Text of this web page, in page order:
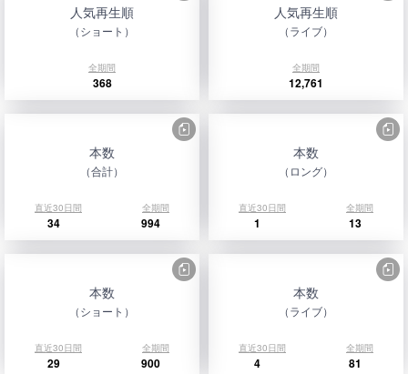
人気再生順
（ショート）
全期間
368
人気再生順
（ライブ）
全期間
12,761
本数
（合計）
直近30日間 全期間
34 994
本数
（ロング）
直近30日間 全期間
1 13
本数
（ショート）
直近30日間 全期間
29 900
本数
（ライブ）
直近30日間 全期間
4 81